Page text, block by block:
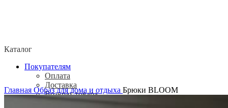
Каталог
Покупателям
Оплата
Доставка
Возврат товара
Политика конфиденциальности
Главная Образ для дома и отдыха Брюки BLOOM